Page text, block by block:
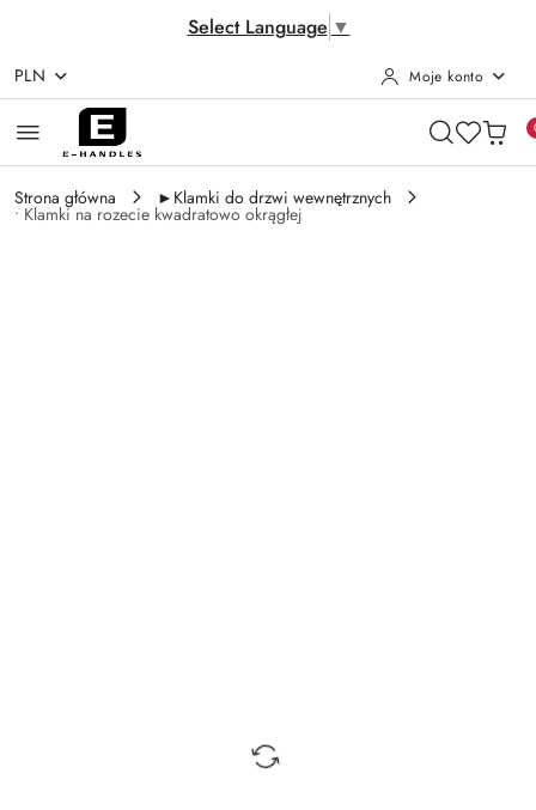
Select Language ▼
Przejdź do treści głównej
Przejdź do wyszukiwarki
Przejdź do moje konto
Przejdź do menu głównego
Przejdź do opisu produktu
Przejdź do stopki
PLN Moje konto
Strona główna ►Klamki do drzwi wewnętrznych
• Klamki na rozecie kwadratowo okrągłej